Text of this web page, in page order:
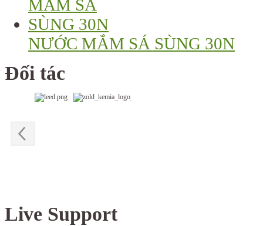
NƯỚC MẮM SÁ SÙNG 30N
Đối tác
Live Support